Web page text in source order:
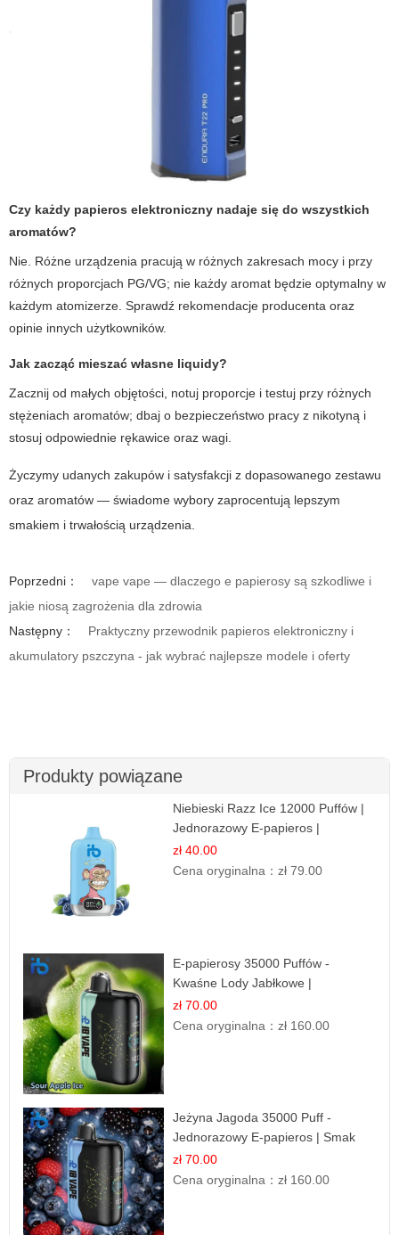
Czy każdy papieros elektroniczny nadaje się do wszystkich
aromatów?
Nie. Różne urządzenia pracują w różnych zakresach mocy i przy
różnych proporcjach PG/VG; nie każdy aromat będzie optymalny w
każdym atomizerze. Sprawdź rekomendacje producenta oraz
opinie innych użytkowników.
Jak zacząć mieszać własne liquidy?
Zacznij od małych objętości, notuj proporcje i testuj przy różnych
stężeniach aromatów; dbaj o bezpieczeństwo pracy z nikotyną i
stosuj odpowiednie rękawice oraz wagi.
Życzymy udanych zakupów i satysfakcji z dopasowanego zestawu
oraz aromatów — świadome wybory zaprocentują lepszym
smakiem i trwałością urządzenia.
Poprzedni：
vape vape — dlaczego e papierosy są szkodliwe i
jakie niosą zagrożenia dla zdrowia
Następny：
Praktyczny przewodnik papieros elektroniczny i
akumulatory pszczyna - jak wybrać najlepsze modele i oferty
Produkty powiązane
Niebieski Razz Ice 12000 Puffów |
Jednorazowy E-papieros |
Jagodowy Chłód
zł 40.00
Cena oryginalna：zł 79.00
E-papierosy 35000 Puffów -
Kwaśne Lody Jabłkowe |
Orzeźwiający Smak
zł 70.00
Cena oryginalna：zł 160.00
Jeżyna Jagoda 35000 Puff -
Jednorazowy E-papieros | Smak
Leśnych Owoców
zł 70.00
Cena oryginalna：zł 160.00